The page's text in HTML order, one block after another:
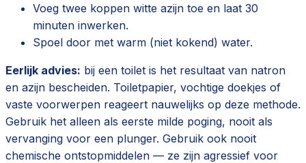
Voeg twee koppen witte azijn toe en laat 30
minuten inwerken.
Spoel door met warm (niet kokend) water.
Eerlijk advies: bij een toilet is het resultaat van natron
en azijn bescheiden. Toiletpapier, vochtige doekjes of
vaste voorwerpen reageert nauwelijks op deze methode.
Gebruik het alleen als eerste milde poging, nooit als
vervanging voor een plunger. Gebruik ook nooit
chemische ontstopmiddelen — ze zijn agressief voor